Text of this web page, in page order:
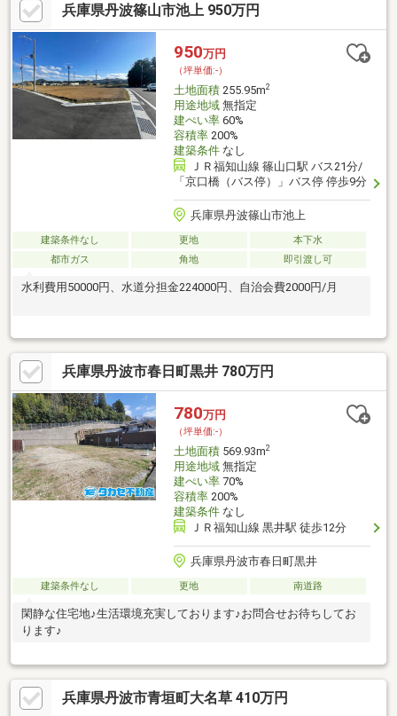
兵庫県丹波篠山市池上 950万円
950万円
（坪単価:-）
土地面積255.95m2
用途地域無指定
建ぺい率60%
容積率200%
建築条件なし
ＪＲ福知山線 篠山口駅 バス21分/
「京口橋（バス停）」バス停 停歩9分
兵庫県丹波篠山市池上
建築条件なし 更地
本下水
都市ガス
角地 即引渡し可
水利費用50000円、水道分担金224000円、自治会費2000円/月
兵庫県丹波市春日町黒井 780万円
780万円
（坪単価:-）
土地面積569.93m2
用途地域無指定
建ぺい率70%
容積率200%
建築条件なし
ＪＲ福知山線 黒井駅 徒歩12分
兵庫県丹波市春日町黒井
建築条件なし 更地 南道路
閑静な住宅地♪生活環境充実しております♪お問合せお待ちしてお
ります♪
兵庫県丹波市青垣町大名草 410万円